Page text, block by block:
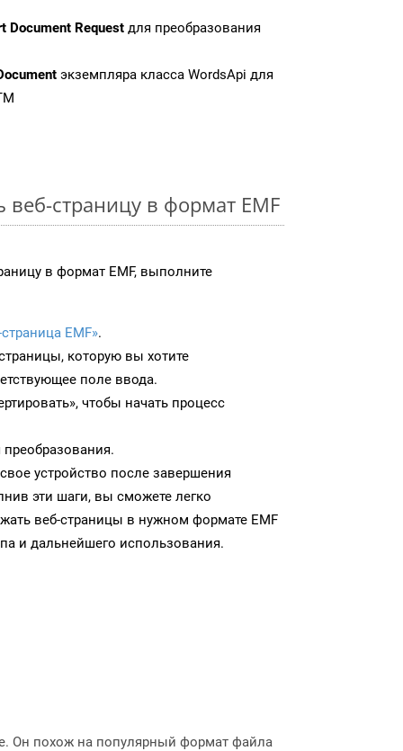
Document Request для преобразования
экземпляра класса WordsApi для
веб-страницу в формат EMF
в формат EMF, выполните
EMF».
которую вы хотите
поле ввода.
чтобы начать процесс
устройство после завершения
эти шаги, вы сможете легко
веб-страницы в нужном формате EMF
и дальнейшего использования.
Он похож на популярный формат файла